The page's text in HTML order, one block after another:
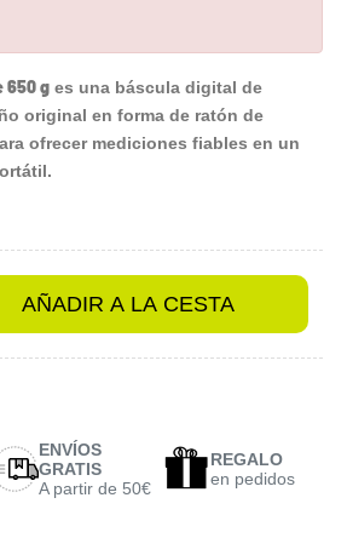
650 g es una báscula digital de
original en forma de ratón de
ofrecer mediciones fiables en un
AÑADIR A LA CESTA
ENVÍOS
GRATIS
A partir de 50€
REGALO
en pedidos